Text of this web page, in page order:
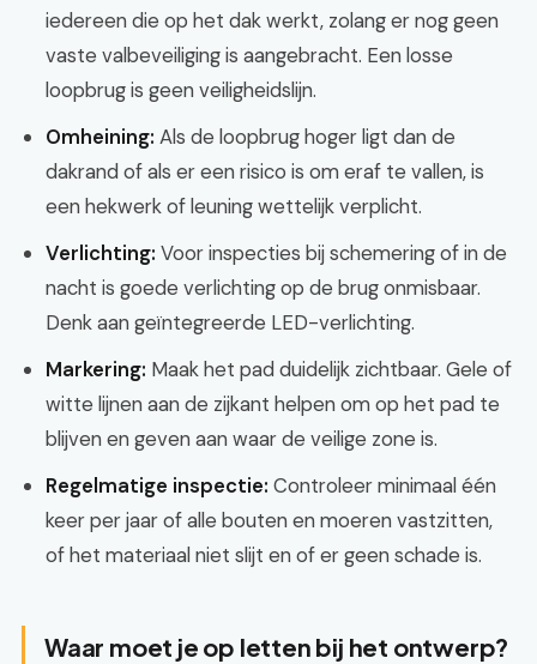
iedereen die op het dak werkt, zolang er nog geen
vaste valbeveiliging is aangebracht. Een losse
loopbrug is geen veiligheidslijn.
Omheining: Als de loopbrug hoger ligt dan de
dakrand of als er een risico is om eraf te vallen, is
een hekwerk of leuning wettelijk verplicht.
Verlichting: Voor inspecties bij schemering of in de
nacht is goede verlichting op de brug onmisbaar.
Denk aan geïntegreerde LED-verlichting.
Markering: Maak het pad duidelijk zichtbaar. Gele of
witte lijnen aan de zijkant helpen om op het pad te
blijven en geven aan waar de veilige zone is.
Regelmatige inspectie: Controleer minimaal één
keer per jaar of alle bouten en moeren vastzitten,
of het materiaal niet slijt en of er geen schade is.
Waar moet je op letten bij het ontwerp?